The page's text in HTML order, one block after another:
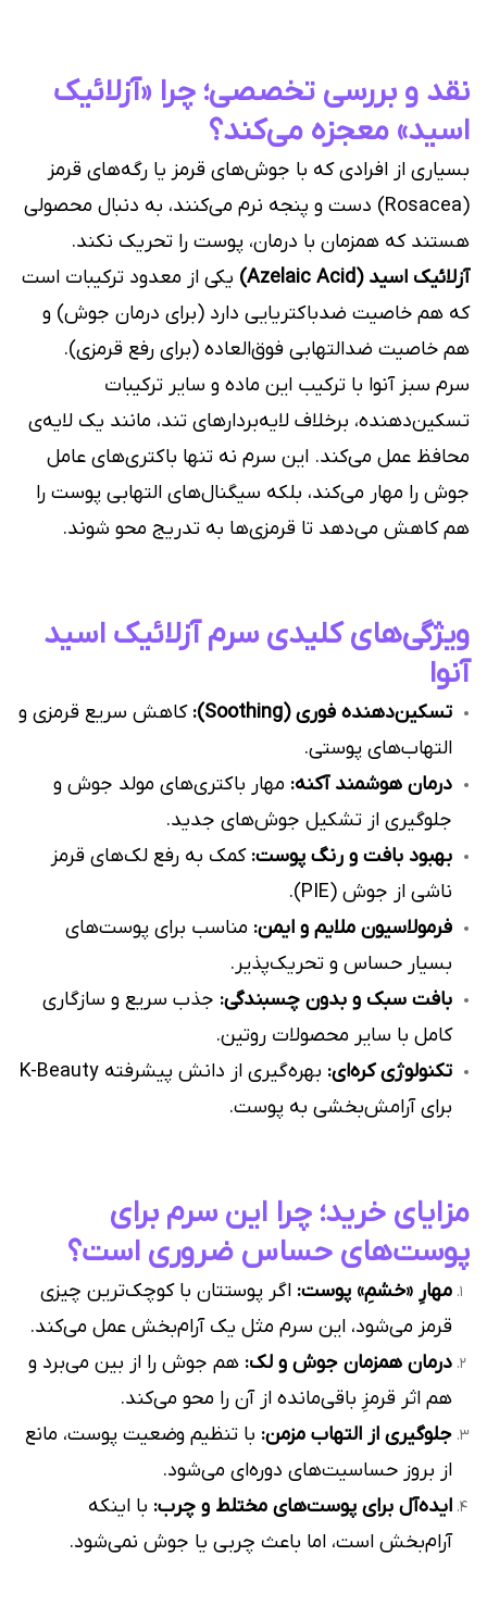
نقد و بررسی تخصصی؛ چرا «آزلائیک
اسید» معجزه می‌کند؟
بسیاری از افرادی که با جوش‌های قرمز یا رگه‌های قرمز
(Rosacea) دست و پنجه نرم می‌کنند، به دنبال محصولی
هستند که همزمان با درمان، پوست را تحریک نکند.
آزلائیک اسید (Azelaic Acid)
یکی از معدود ترکیبات است
که هم خاصیت ضدباکتریایی دارد (برای درمان جوش) و
هم خاصیت ضدالتهابی فوق‌العاده (برای رفع قرمزی).
سرم سبز آنوا با ترکیب این ماده و سایر ترکیبات
تسکین‌دهنده، برخلاف لایه‌بردارهای تند، مانند یک لایه‌ی
محافظ عمل می‌کند. این سرم نه تنها باکتری‌های عامل
جوش را مهار می‌کند، بلکه سیگنال‌های التهابی پوست را
هم کاهش می‌دهد تا قرمزی‌ها به تدریج محو شوند.
ویژگی‌های کلیدی سرم آزلائیک اسید
آنوا
تسکین‌دهنده فوری (Soothing):
کاهش سریع قرمزی و
التهاب‌های پوستی.
درمان هوشمند آکنه: مهار باکتری‌های مولد جوش و
جلوگیری از تشکیل جوش‌های جدید.
بهبود بافت و رنگ پوست: کمک به رفع لک‌های قرمز
ناشی از جوش (PIE).
فرمولاسیون ملایم و ایمن: مناسب برای پوست‌های
بسیار حساس و تحریک‌پذیر.
بافت سبک و بدون چسبندگی: جذب سریع و سازگاری
کامل با سایر محصولات روتین.
تکنولوژی کره‌ای:
بهره‌گیری از دانش پیشرفته K-Beauty
برای آرامش‌بخشی به پوست.
مزایای خرید؛ چرا این سرم برای
پوست‌های حساس ضروری است؟
مهارِ «خشمِ» پوست: اگر پوستتان با کوچک‌ترین چیزی
قرمز می‌شود، این سرم مثل یک آرام‌بخش عمل می‌کند.
درمان همزمان جوش و لک: هم جوش را از بین می‌برد و
هم اثر قرمزِ باقی‌مانده از آن را محو می‌کند.
جلوگیری از التهاب مزمن: با تنظیم وضعیت پوست، مانع
از بروز حساسیت‌های دوره‌ای می‌شود.
ایده‌آل برای پوست‌های مختلط و چرب: با اینکه
آرام‌بخش است، اما باعث چربی یا جوش نمی‌شود.